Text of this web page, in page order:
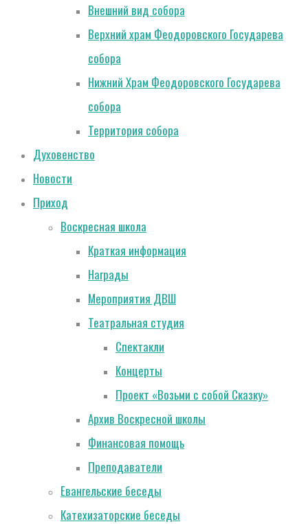
Внешний вид собора
Верхний храм Феодоровского Государева
собора
Нижний Храм Феодоровского Государева
собора
Территория собора
Духовенство
Новости
Приход
Воскресная школа
Краткая информация
Награды
Мероприятия ДВШ
Театральная студия
Спектакли
Концерты
Проект «Возьми с собой Сказку»
Архив Воскресной школы
Финансовая помощь
Преподаватели
Евангельские беседы
Катехизаторские беседы